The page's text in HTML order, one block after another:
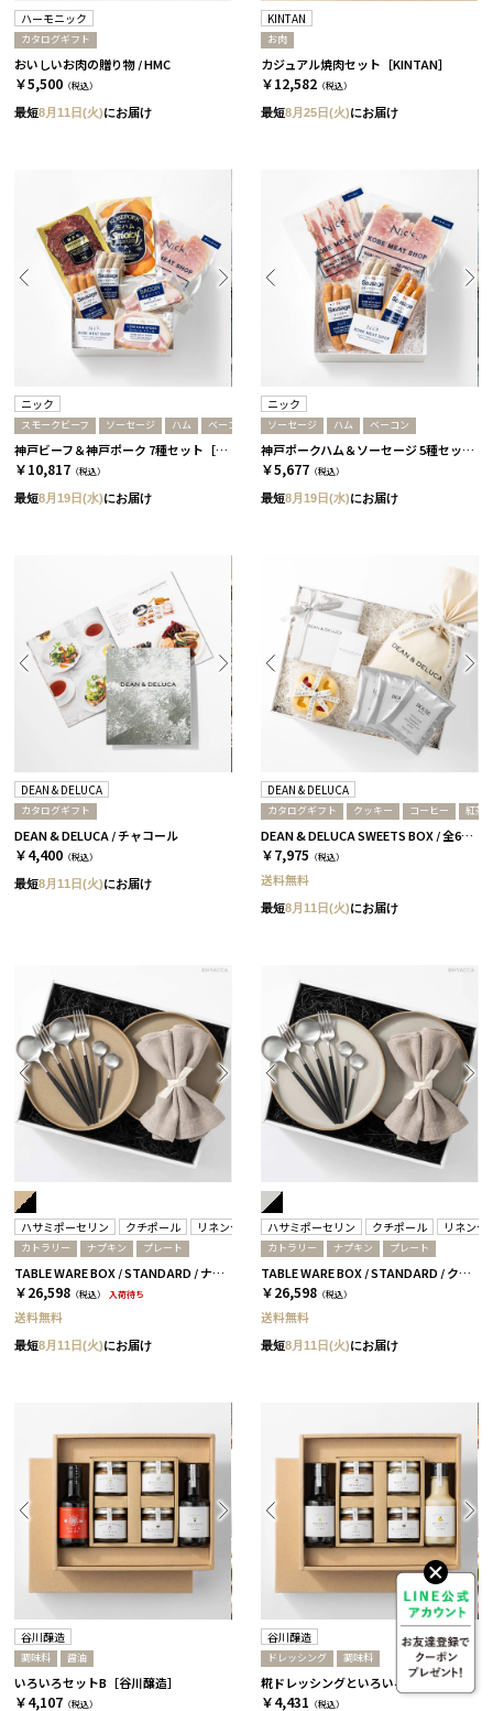
ハーモニック
カタログギフト
おいしいお肉の贈り物 / HMC
￥5,500 （税込）
最短8月11日(火)にお届け
KINTAN
お肉
カジュアル焼肉セット［KINTAN］
￥12,582 （税込）
最短8月25日(火)にお届け
ニック
スモークビーフ ソーセージ ハム ベーコン
神戸ビーフ＆神戸ポーク 7種セット［ニック］
￥10,817 （税込）
最短8月19日(水)にお届け
ニック
ソーセージ ハム ベーコン
神戸ポークハム＆ソーセージ 5種セット［ニック］
￥5,677 （税込）
最短8月19日(水)にお届け
DEAN & DELUCA
カタログギフト
DEAN & DELUCA / チャコール
￥4,400 （税込）
最短8月11日(火)にお届け
DEAN & DELUCA
カタログギフト クッキー コーヒー 紅茶
DEAN & DELUCA SWEETS BOX / 全6種［ディーン&デルーカ］ コーヒー / チャコール
￥7,975 （税込）
送料無料
最短8月11日(火)にお届け
ハサミポーセリン クチポール リネンテイルズ
カトラリー ナプキン プレート
TABLE WARE BOX / STANDARD / ナチュラル
￥26,598 （税込） 入荷待ち
送料無料
最短8月11日(火)にお届け
ハサミポーセリン クチポール リネンテ
カトラリー ナプキン プレート
TABLE WARE BOX / STANDARD / クリア
￥26,598 （税込）
送料無料
最短8月11日(火)にお届け
谷川醸造
調味料 醤油
いろいろセットB［谷川醸造］
￥4,107 （税込）
谷川醸造
ドレッシング 調味料
￥4,431 （税込）